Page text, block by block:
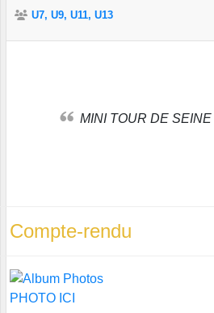
U7, U9, U11, U13
MINI TOUR DE
Compte-rendu
PHOTO ICI